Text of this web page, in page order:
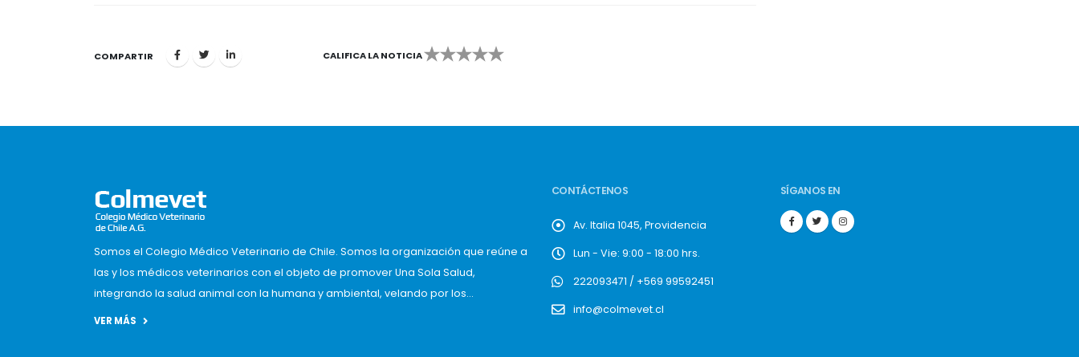
COMPARTIR CALIFICA LA NOTICIA
1 2 3 4 5
Somos el Colegio Médico Veterinario de Chile. Somos la organización que reúne a
las y los médicos veterinarios con el objeto de promover Una Sola Salud,
integrando la salud animal con la humana y ambiental, velando por los...
VER MÁS
CONTÁCTENOS
Av. Italia 1045, Providencia
Lun - Vie: 9:00 - 18:00 hrs.
222093471 / +569 99592451
info@colmevet.cl
SÍGANOS EN